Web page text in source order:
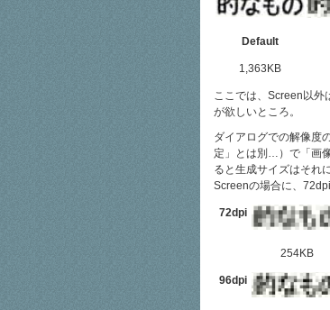
Default
1,363KB
ここでは、Screen以外
が欲しいところ。
ダイアログでの解像度
定」とは別…）で「画
ると生成サイズはそれ
Screenの場合に、
72dpi
254KB
96dpi